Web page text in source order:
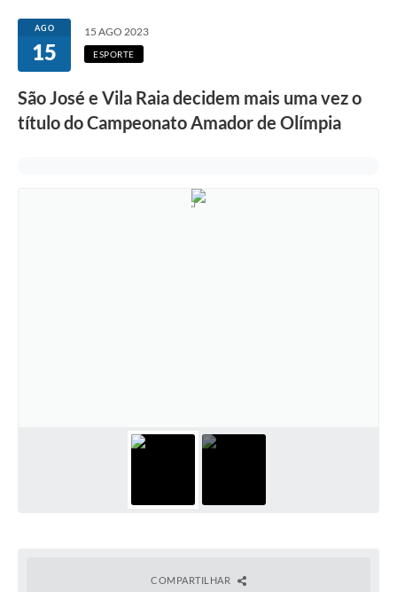
AGO
15
15 AGO 2023
ESPORTE
São José e Vila Raia decidem mais uma vez o
título do Campeonato Amador de Olímpia
COMPARTILHAR